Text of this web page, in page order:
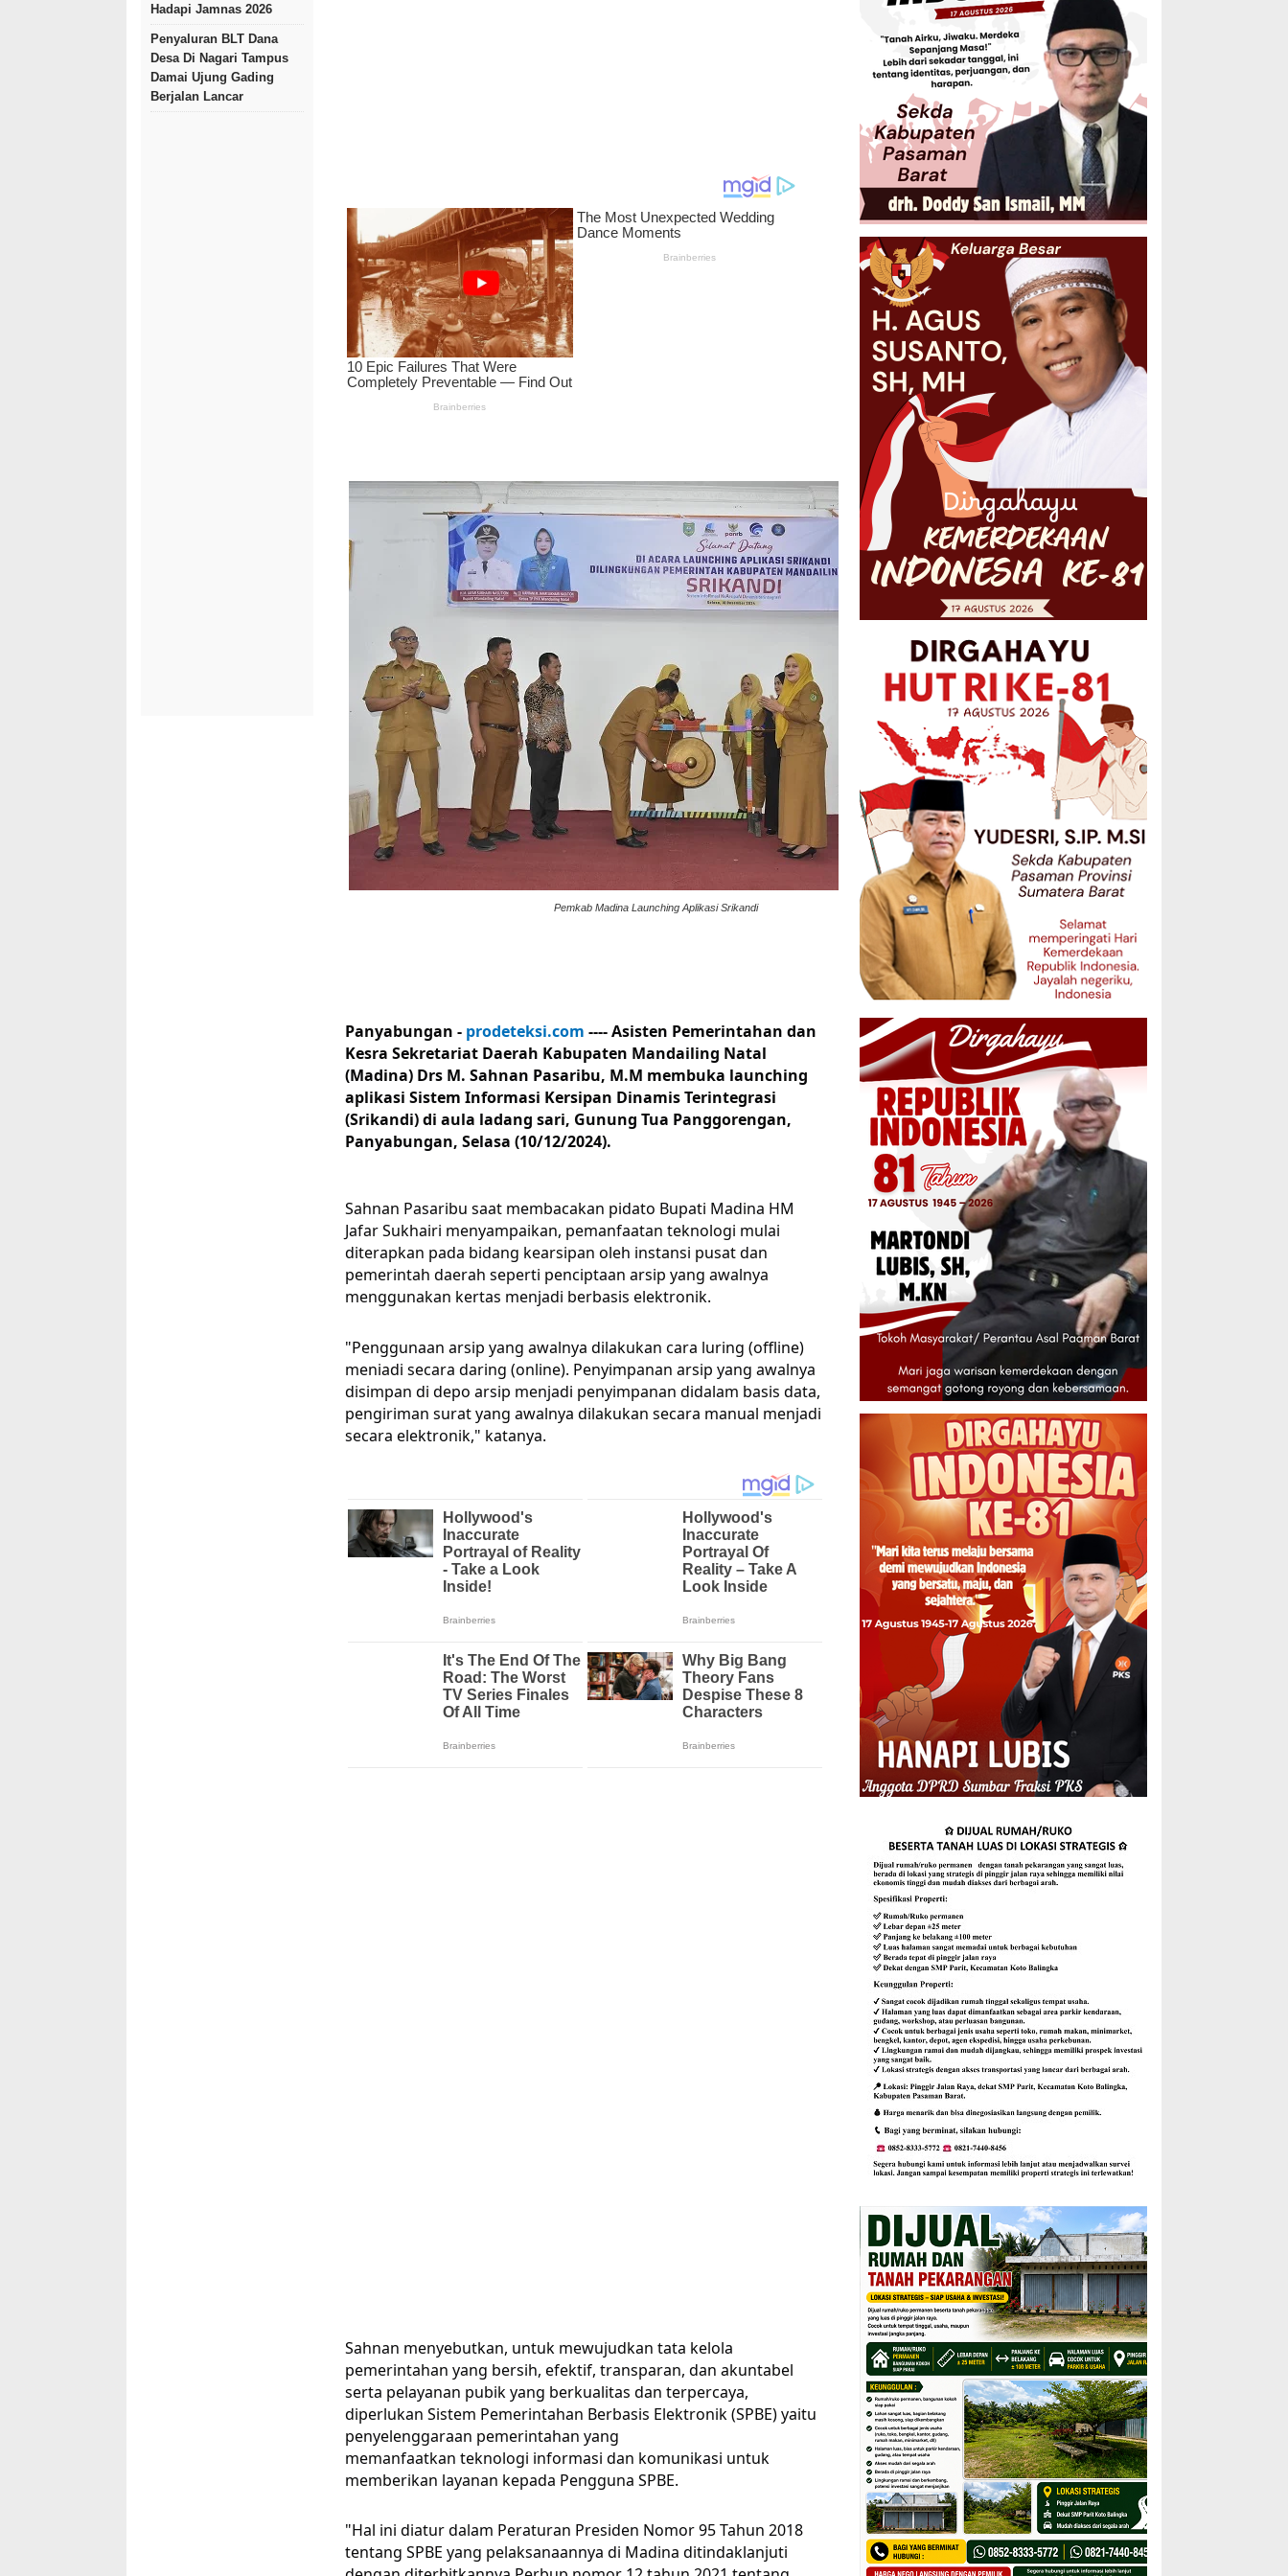
Hadapi Jamnas 2026
Penyaluran BLT Dana
Desa Di Nagari Tampus
Damai Ujung Gading
Berjalan Lancar
Pemkab Madina Launching Aplikasi Srikandi
Panyabungan - prodeteksi.com ---- Asisten Pemerintahan dan
Kesra Sekretariat Daerah Kabupaten Mandailing Natal
(Madina) Drs M. Sahnan Pasaribu, M.M membuka launching
aplikasi Sistem Informasi Kersipan Dinamis Terintegrasi
(Srikandi) di aula ladang sari, Gunung Tua Panggorengan,
Panyabungan, Selasa (10/12/2024).
Sahnan Pasaribu saat membacakan pidato Bupati Madina HM
Jafar Sukhairi menyampaikan, pemanfaatan teknologi mulai
diterapkan pada bidang kearsipan oleh instansi pusat dan
pemerintah daerah seperti penciptaan arsip yang awalnya
menggunakan kertas menjadi berbasis elektronik.
"Penggunaan arsip yang awalnya dilakukan cara luring (offline)
meniadi secara daring (online). Penyimpanan arsip yang awalnya
disimpan di depo arsip menjadi penyimpanan didalam basis data,
pengiriman surat yang awalnya dilakukan secara manual menjadi
secara elektronik," katanya.
Sahnan menyebutkan, untuk mewujudkan tata kelola
pemerintahan yang bersih, efektif, transparan, dan akuntabel
serta pelayanan pubik yang berkualitas dan terpercaya,
diperlukan Sistem Pemerintahan Berbasis Elektronik (SPBE) yaitu
penyelenggaraan pemerintahan yang
memanfaatkan teknologi informasi dan komunikasi untuk
memberikan layanan kepada Pengguna SPBE.
"Hal ini diatur dalam Peraturan Presiden Nomor 95 Tahun 2018
tentang SPBE yang pelaksanaannya di Madina ditindaklanjuti